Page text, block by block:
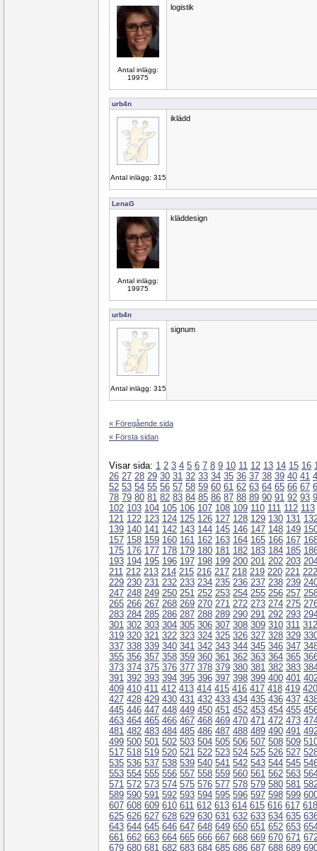
Antal inlägg:
19975
logistik
urb4n
Antal inlägg: 315
iklädd
LenaG
Antal inlägg:
19975
kläddesign
urb4n
Antal inlägg: 315
signum
« Föregående sida
« Första sidan
Visar sida: 1 2 3 4 5 6 7 8 9 10 11 12 13 14 15 16
26 27 28 29 30 31 32 33 34 35 36 37 38 39 40 41
52 53 54 55 56 57 58 59 60 61 62 63 64 65 66 67
78 79 80 81 82 83 84 85 86 87 88 89 90 91 92 93
102 103 104 105 106 107 108 109 110 111 112 113
121 122 123 124 125 126 127 128 129 130 131
139 140 141 142 143 144 145 146 147 148 149
157 158 159 160 161 162 163 164 165 166 167
175 176 177 178 179 180 181 182 183 184 185
193 194 195 196 197 198 199 200 201 202 203
211 212 213 214 215 216 217 218 219 220 221 222
229 230 231 232 233 234 235 236 237 238 239
247 248 249 250 251 252 253 254 255 256 257
265 266 267 268 269 270 271 272 273 274 275
283 284 285 286 287 288 289 290 291 292 293
301 302 303 304 305 306 307 308 309 310 311 312
319 320 321 322 323 324 325 326 327 328 329
337 338 339 340 341 342 343 344 345 346 347
355 356 357 358 359 360 361 362 363 364 365
373 374 375 376 377 378 379 380 381 382 383
391 392 393 394 395 396 397 398 399 400 401
409 410 411 412 413 414 415 416 417 418 419 420
427 428 429 430 431 432 433 434 435 436 437
445 446 447 448 449 450 451 452 453 454 455
463 464 465 466 467 468 469 470 471 472 473
481 482 483 484 485 486 487 488 489 490 491
499 500 501 502 503 504 505 506 507 508 509
517 518 519 520 521 522 523 524 525 526 527
535 536 537 538 539 540 541 542 543 544 545
553 554 555 556 557 558 559 560 561 562 563
571 572 573 574 575 576 577 578 579 580 581
589 590 591 592 593 594 595 596 597 598 599
607 608 609 610 611 612 613 614 615 616 617 618
625 626 627 628 629 630 631 632 633 634 635
643 644 645 646 647 648 649 650 651 652 653
661 662 663 664 665 666 667 668 669 670 671
679 680 681 682 683 684 685 686 687 688 689